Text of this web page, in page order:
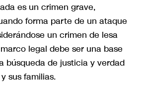
es un crimen grave,
forma parte de un ataque
un crimen de lesa
legal debe ser una base
búsqueda de justicia y verdad
sus familias.